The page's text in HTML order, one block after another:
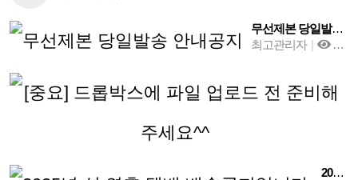
무선제본 당일발송 안내공지
최고관리자 | 993
2025년 설 연휴 택배 배송공지입니다.